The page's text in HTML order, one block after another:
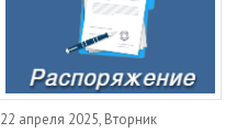
22 апреля 2025, Вторник